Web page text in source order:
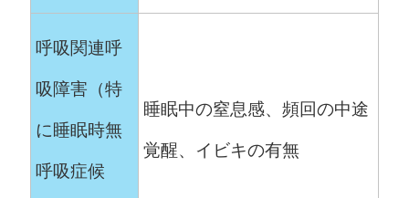
呼吸関連呼
吸障害（特
に睡眠時無
呼吸症候
睡眠中の窒息感、頻回の中途
覚醒、イビキの有無